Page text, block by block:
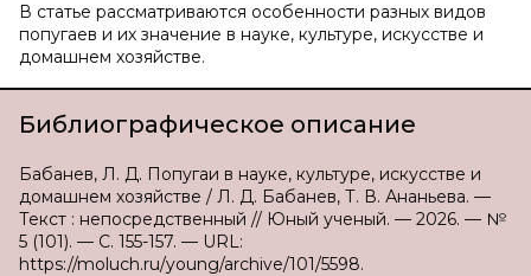
В статье рассматриваются особенности разных видов
попугаев и их значение в науке, культуре, искусстве и
домашнем хозяйстве.
Библиографическое описание
Бабанев, Л. Д. Попугаи в науке, культуре, искусстве и
домашнем хозяйстве / Л. Д. Бабанев, Т. В. Ананьева. —
Текст : непосредственный // Юный ученый. — 2026. — №
5 (101). — С. 155-157. — URL:
https://moluch.ru/young/archive/101/5598.